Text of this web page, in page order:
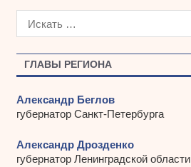
ГЛАВЫ РЕГИОНА
Александр Беглов
губернатор Санкт-Петербурга
Александр Дрозденко
губернатор Ленинградской области
х
ы